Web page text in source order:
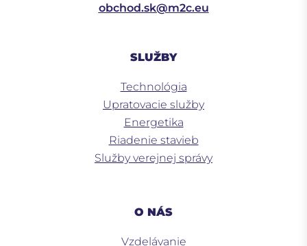
obchod.sk@m2c.eu
SLUŽBY
Technológia
Upratovacie služby
Energetika
Riadenie stavieb
Služby verejnej správy
O NÁS
Vzdelávanie